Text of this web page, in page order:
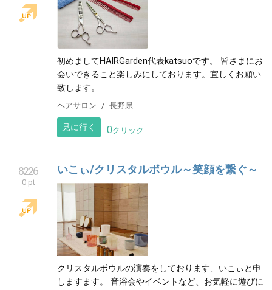
初めましてHAIRGarden代表katsuoです。 皆さまにお
会いできること楽しみにしております。宜しくお願い
致します。
ヘアサロン 長野県
見に行く 0クリック
8226
0 pt
いこぃ/クリスタルボウル～笑顔を繋ぐ～
クリスタルボウルの演奏をしております、いこぃと申
しますます。 音浴会やイベントなど、お気軽に遊びに